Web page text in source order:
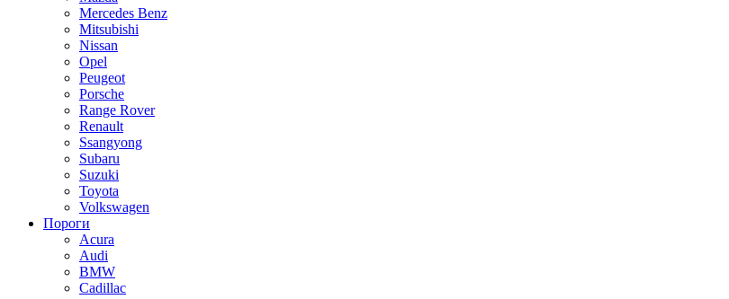
Mercedes Benz
Mitsubishi
Nissan
Opel
Peugeot
Porsche
Range Rover
Renault
Ssangyong
Subaru
Suzuki
Toyota
Volkswagen
Пороги
Acura
Audi
BMW
Cadillac